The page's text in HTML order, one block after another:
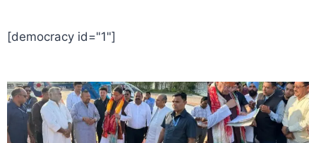
[democracy id="1"]